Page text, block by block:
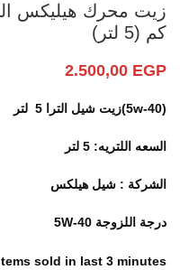
كم (5 لتر)
2.500,00 EGP
(5w-40)زيت شيل الترا 5 لتر
السعه اللتريه: 5 لتر
الشركة : شيل هيلكس
درجة اللزوجة 5W-40
Items sold in last 3 minutes